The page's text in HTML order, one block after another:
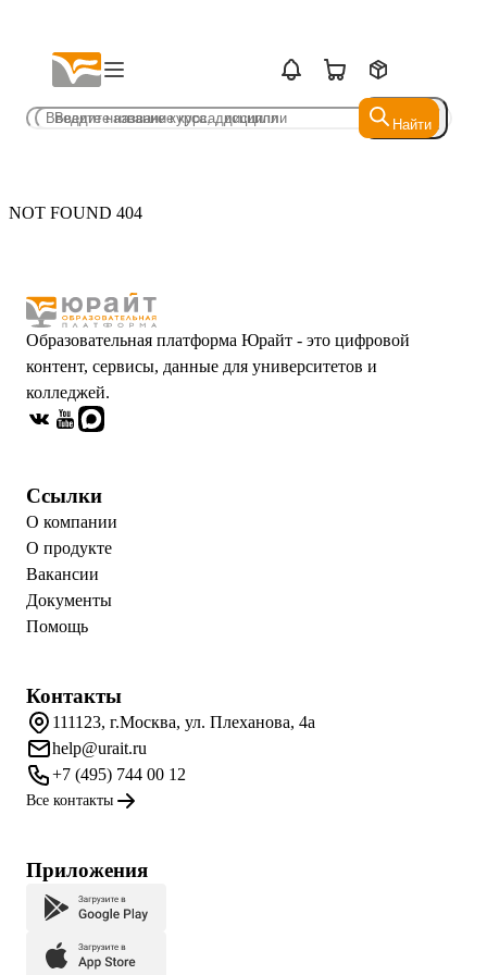
Найти
Найти
NOT FOUND 404
Образовательная платформа Юрайт - это цифровой
контент, сервисы, данные для университетов и
колледжей.
Ссылки
О компании
О продукте
Вакансии
Документы
Помощь
Контакты
111123, г.Москва, ул. Плеханова, 4а
help@urait.ru
+7 (495) 744 00 12
Все контакты
Приложения